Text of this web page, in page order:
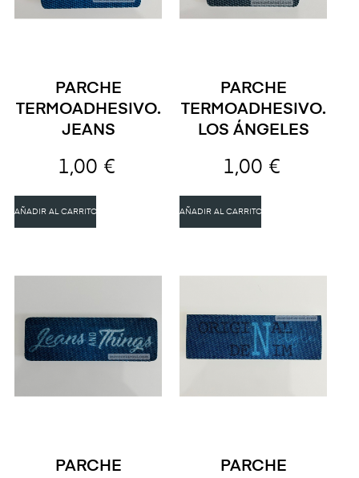
PARCHE
TERMOADHESIVO.
JEANS
1,00 €
AÑADIR AL CARRITO
PARCHE
TERMOADHESIVO.
LOS ÁNGELES
1,00 €
AÑADIR AL CARRITO
PARCHE
PARCHE